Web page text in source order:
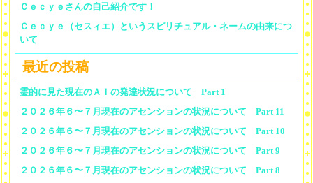
Ｃｅｃｙｅさんの自己紹介です！
Ｃｅｃｙｅ（セスィエ）というスピリチュアル・ネームの由来につ
いて
最近の投稿
霊的に見た現在のＡＩの発達状況について Part 1
２０２６年６〜７月現在のアセンションの状況について Part 11
２０２６年６〜７月現在のアセンションの状況について Part 10
２０２６年６〜７月現在のアセンションの状況について Part 9
２０２６年６〜７月現在のアセンションの状況について Part 8